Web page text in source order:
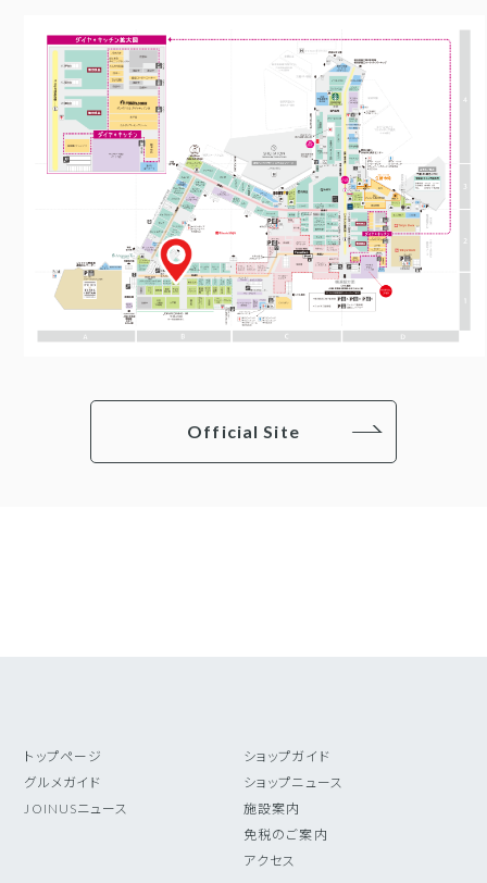
Official Site
トップページ
グルメガイド
JOINUSニュース
ショップガイド
ショップニュース
施設案内
免税のご案内
アクセス